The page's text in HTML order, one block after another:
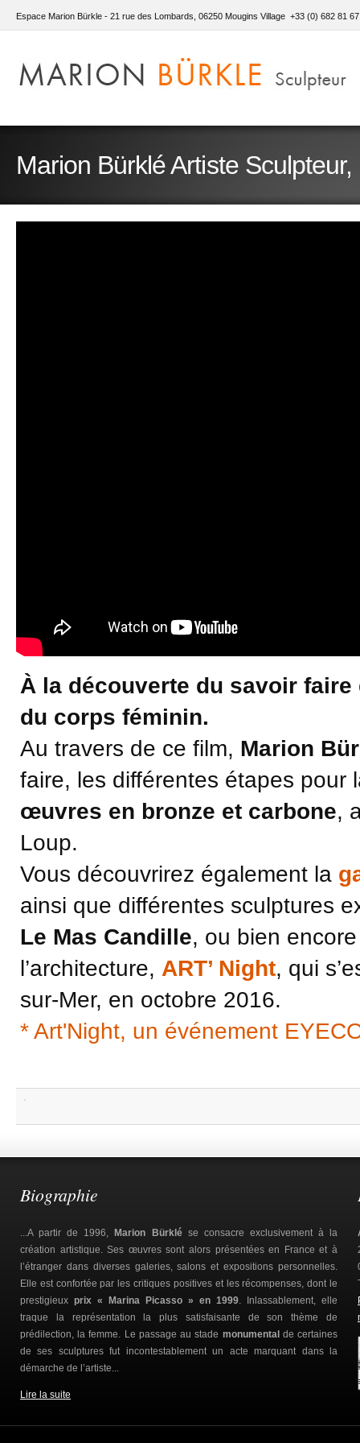
Espace Marion Bürkle - 21 rue des Lombards, 06250 Mougins Village +33 (0) 682 81
Marion Bürklé Artiste Sculpteur,
À la découverte du savoir
du corps féminin.
Au travers de ce film, Marion
faire, les différentes étapes pour
œuvres en bronze et carbone,
Loup.
Vous découvrirez également la
ainsi que différentes sculptures
Le Mas Candille, ou bien
l’architecture, ART’ Night, qui
sur-Mer, en octobre 2016.
* Art'Night, un événement
Biographie
...A partir de 1996, Marion Bürklése consacre exclusivement à la
création artistique. Ses œuvres sont alors présentées en France et à
l’étranger dans diverses galeries, salons et expositions personnelles.
Elle est confortée par les critiques positives et les récompenses, dont le
prestigieux prix « Marina Picasso » en 1999. Inlassablement, elle
traque la représentation la plus satisfaisante de son thème de
prédilection, la femme. Le passage au stade monumental de certaines
de ses sculptures fut incontestablement un acte marquant dans la
démarche de l’artiste...
Lire la suite